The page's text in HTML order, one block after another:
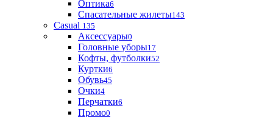
Оптика6
Спасательные жилеты143
Casual 135
Аксессуары0
Головные уборы17
Кофты, футболки52
Куртки6
Обувь45
Очки4
Перчатки6
Промо0